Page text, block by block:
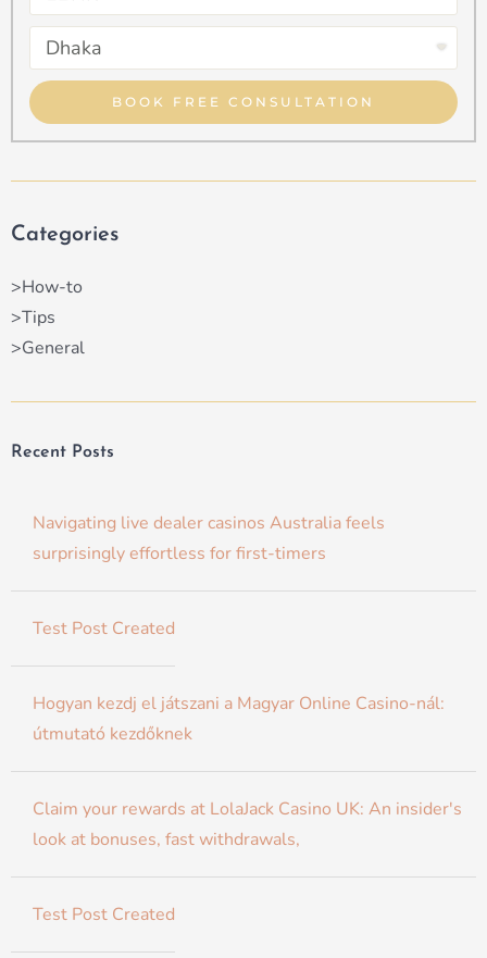
Property
Type
Select
Property
Type
BOOK FREE CONSULTATION
Categories
>How-to
>Tips
>General
Recent Posts
Navigating live dealer casinos Australia feels
surprisingly effortless for first-timers
Test Post Created
Hogyan kezdj el játszani a Magyar Online Casino-nál:
útmutató kezdőknek
Claim your rewards at LolaJack Casino UK: An insider's
look at bonuses, fast withdrawals,
Test Post Created